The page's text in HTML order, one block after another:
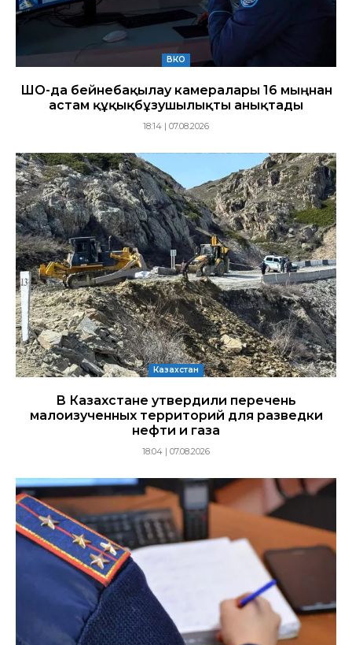
ВКО
ШҚО-да бейнебақылау камералары 16 мыңнан
астам құқықбұзушылықты анықтады
18:14 | 07.08.2026
Казахстан
В Казахстане утвердили перечень
малоизученных территорий для разведки
нефти и газа
18:04 | 07.08.2026